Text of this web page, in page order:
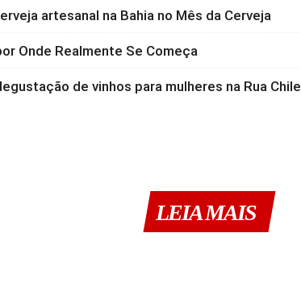
artesanal na Bahia no Mês da Cerveja
Onde Realmente Se Começa
de vinhos para mulheres na Rua Chile
LEIA MAIS